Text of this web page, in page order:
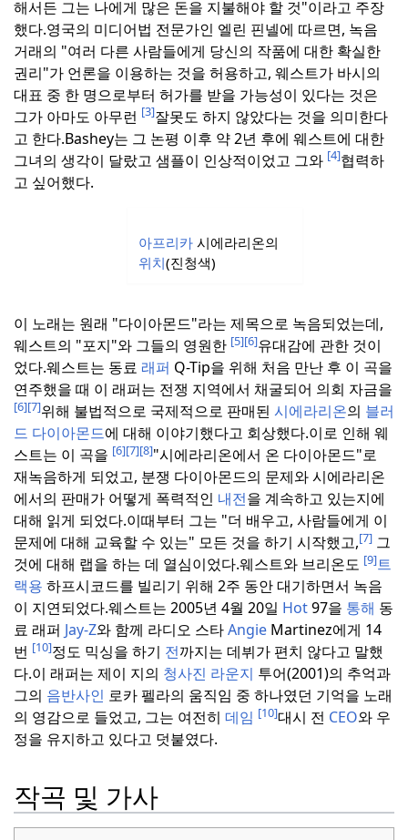
해서든 그는 나에게 많은 돈을 지불해야 할 것"이라고 주장
했다.영국의 미디어법 전문가인 엘린 핀넬에 따르면, 녹음
거래의 "여러 다른 사람들에게 당신의 작품에 대한 확실한
권리"가 언론을 이용하는 것을 허용하고, 웨스트가 바시의
대표 중 한 명으로부터 허가를 받을 가능성이 있다는 것은
그가 아마도 아무런 [3]잘못도 하지 않았다는 것을 의미한다
고 한다.Bashey는 그 논평 이후 약 2년 후에 웨스트에 대한
그녀의 생각이 달랐고 샘플이 인상적이었고 그와 [4]협력하
고 싶어했다.
아프리카 시에라리온의
위치(진청색)
이 노래는 원래 "다이아몬드"라는 제목으로 녹음되었는데,
웨스트의 "포지"와 그들의 영원한 [5][6]유대감에 관한 것이
었다.웨스트는 동료 래퍼 Q-Tip을 위해 처음 만난 후 이 곡을
연주했을 때 이 래퍼는 전쟁 지역에서 채굴되어 의회 자금을
[6][7]위해 불법적으로 국제적으로 판매된 시에라리온의 블러
드 다이아몬드에 대해 이야기했다고 회상했다.이로 인해 웨
스트는 이 곡을 [6][7][8]"시에라리온에서 온 다이아몬드"로
재녹음하게 되었고, 분쟁 다이아몬드의 문제와 시에라리온
에서의 판매가 어떻게 폭력적인 내전을 계속하고 있는지에
대해 읽게 되었다.이때부터 그는 "더 배우고, 사람들에게 이
문제에 대해 교육할 수 있는" 모든 것을 하기 시작했고,[7] 그
것에 대해 랩을 하는 데 열심이었다.웨스트와 브리온도 [9]트
랙용 하프시코드를 빌리기 위해 2주 동안 대기하면서 녹음
이 지연되었다.웨스트는 2005년 4월 20일 Hot97을 통해 동
료 래퍼 Jay-Z와 함께 라디오 스타Angie Martinez에게 14
번 [10]정도 믹싱을 하기 전까지는 데뷔가 편치 않다고 말했
다.이 래퍼는 제이 지의 청사진 라운지 투어(2001)의 추억과
그의 음반사인 로카 펠라의 움직임 중 하나였던 기억을 노래
의 영감으로 들었고, 그는 여전히 데임 [10]대시 전 CEO와 우
정을 유지하고 있다고 덧붙였다.
작곡 및 가사